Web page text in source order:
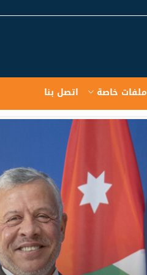
ملفات خاصة اتصل بنا